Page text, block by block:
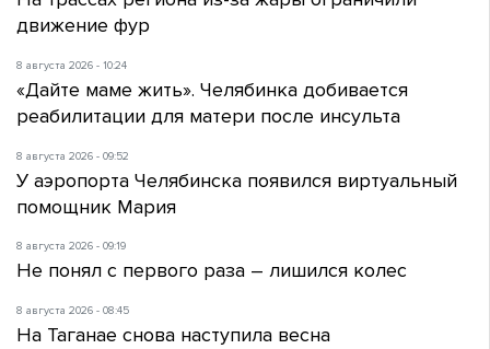
движение фур
8 августа 2026 - 10:24
«Дайте маме жить». Челябинка добивается
реабилитации для матери после инсульта
8 августа 2026 - 09:52
У аэропорта Челябинска появился виртуальный
помощник Мария
8 августа 2026 - 09:19
Не понял с первого раза – лишился колес
8 августа 2026 - 08:45
На Таганае снова наступила весна